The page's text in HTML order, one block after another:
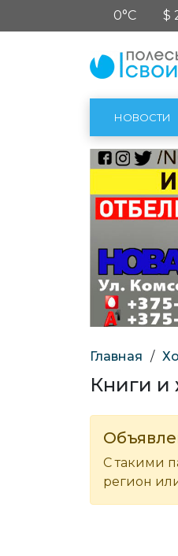
0°C $
НОВОСТИ
Главная /
Книги и
С такими
регион